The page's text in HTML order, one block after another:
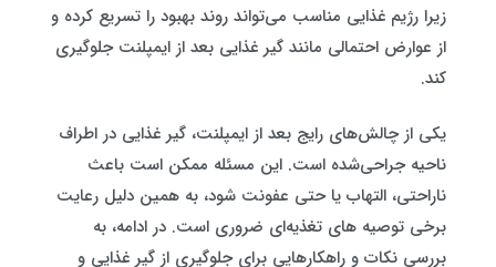
زیرا رژیم غذایی مناسب می‌تواند روند بهبود را تسریع کرده و
از عوارض احتمالی مانند گیر غذایی بعد از ایمپلنت جلوگیری
کند.
یکی از چالش‌های رایج بعد از ایمپلنت، گیر غذایی در اطراف
ناحیه جراحی‌شده است. این مسئله ممکن است باعث
ناراحتی، التهاب یا حتی عفونت شود، به همین دلیل رعایت
برخی توصیه های تغذیه‌ای ضروری است. در ادامه، به
بررسی نکات و راهکارهایی برای جلوگیری از گیر غذایی و